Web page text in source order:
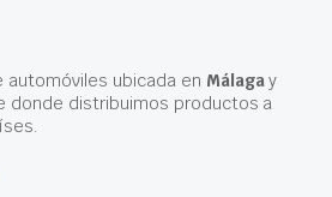
ubicada en Málagay
donde distribuimos productos a